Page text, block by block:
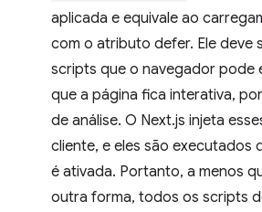
aplicada e equivale ao
com o atributo defer. Ele deve
scripts que o navegador pode
que a página fica interativa,
de análise. O Next.js injeta
cliente, e eles são executados
é ativada. Portanto, a menos
outra forma, todos os scripts